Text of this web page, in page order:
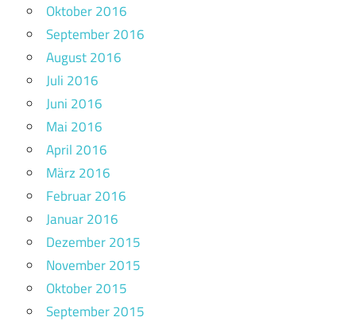
Oktober 2016
September 2016
August 2016
Juli 2016
Juni 2016
Mai 2016
April 2016
März 2016
Februar 2016
Januar 2016
Dezember 2015
November 2015
Oktober 2015
September 2015